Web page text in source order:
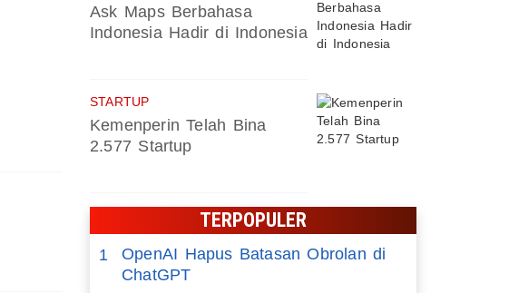
Ask Maps Berbahasa
Indonesia Hadir di Indonesia
STARTUP
Kemenperin Telah Bina
2.577 Startup
TERPOPULER
1
OpenAI Hapus Batasan Obrolan di
ChatGPT